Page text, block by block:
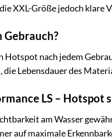
XXL-Größe jedoch klare
Gebrauch?
nach jedem
Lebensdauer des
LS – Hotspot
am Wasser
auf maximale